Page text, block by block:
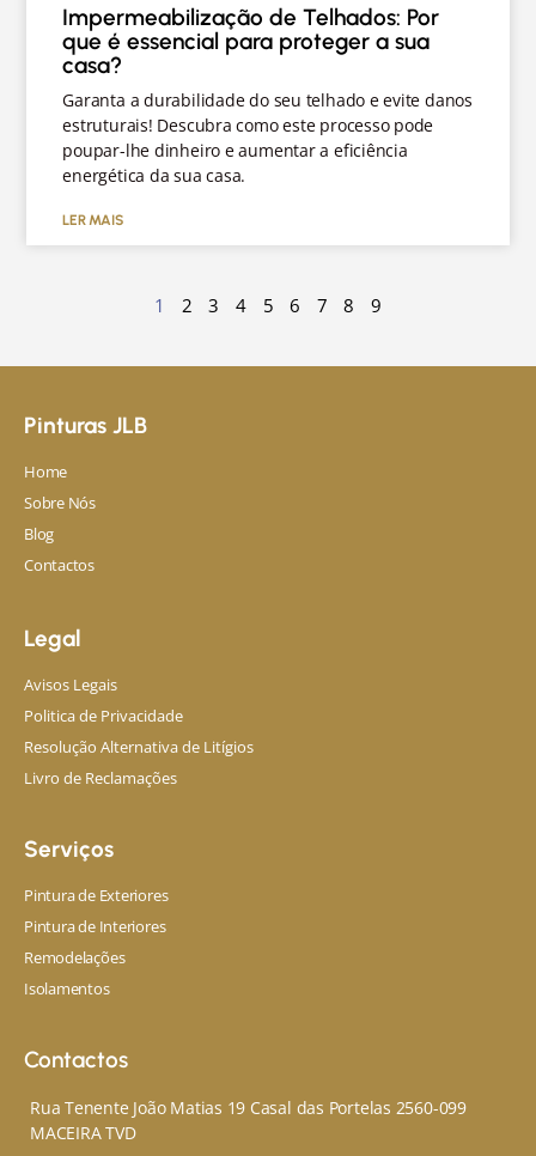
Impermeabilização de Telhados: Por
que é essencial para proteger a sua
casa?
Garanta a durabilidade do seu telhado e evite danos
estruturais! Descubra como este processo pode
poupar-lhe dinheiro e aumentar a eficiência
energética da sua casa.
LER MAIS
1 2 3 4 5 6 7 8 9
Pinturas JLB
Home
Sobre Nós
Blog
Contactos
Legal
Avisos Legais
Politica de Privacidade
Resolução Alternativa de Litígios
Livro de Reclamações
Serviços
Pintura de Exteriores
Pintura de Interiores
Remodelações
Isolamentos
Contactos
Rua Tenente João Matias 19 Casal das Portelas 2560-099
MACEIRA TVD